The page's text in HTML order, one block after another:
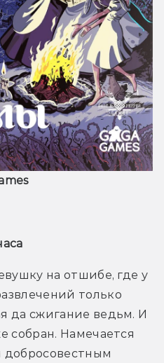
на отшибе, где у
только
да сжигание ведьм. И
собран. Намечается